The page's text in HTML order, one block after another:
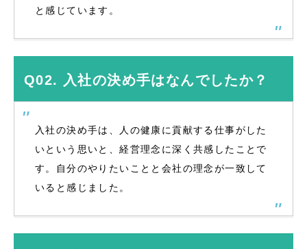
と感じています。
Q02. 入社の決め手はなんでしたか？
入社の決め手は、人の健康に貢献する仕事がした
いという思いと、経営理念に深く共感したことで
す。自分のやりたいことと会社の理念が一致して
いると感じました。